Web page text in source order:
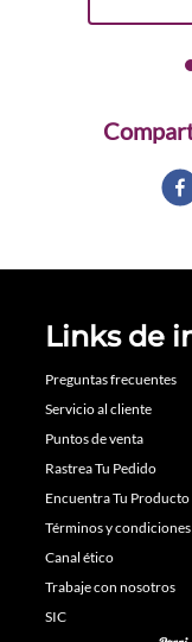
Links de
Preguntas frecuentes
Servicio al cliente
Puntos de venta
Rastrea Tu Pedido
Encuentra Tu Producto
Términos y condiciones
Canal ético
Trabaje con nosotros
SIC